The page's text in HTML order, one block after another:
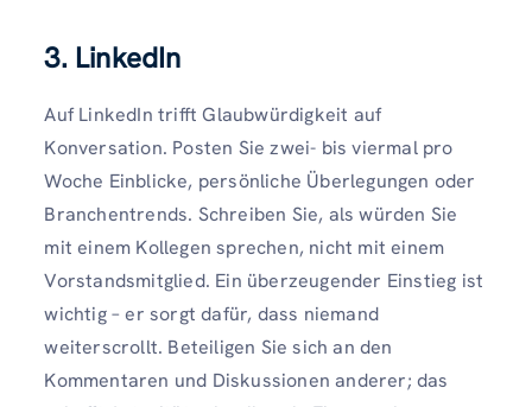
3. LinkedIn
Auf LinkedIn trifft Glaubwürdigkeit auf
Konversation. Posten Sie zwei- bis viermal pro
Woche Einblicke, persönliche Überlegungen oder
Branchentrends. Schreiben Sie, als würden Sie
mit einem Kollegen sprechen, nicht mit einem
Vorstandsmitglied. Ein überzeugender Einstieg ist
wichtig – er sorgt dafür, dass niemand
weiterscrollt. Beteiligen Sie sich an den
Kommentaren und Diskussionen anderer; das